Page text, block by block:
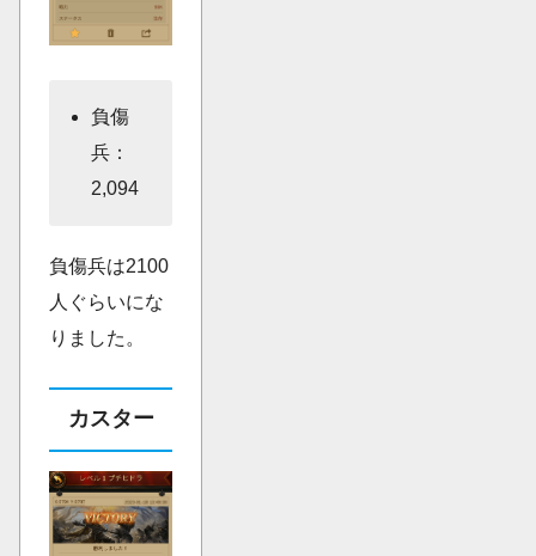
負傷
兵：
2,094
負傷兵は2100
人ぐらいにな
りました。
カスター